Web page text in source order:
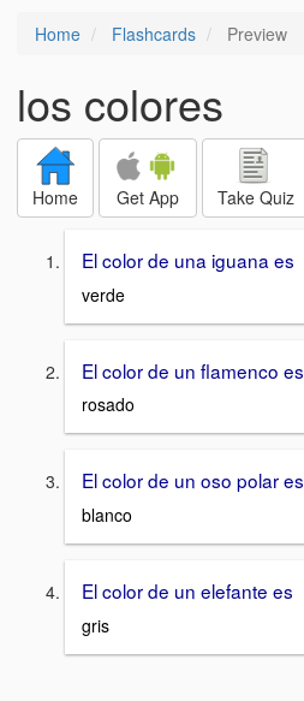
Home Flashcards Preview
los colores
Home Get App Take Quiz
El color de una iguana es
verde
El color de un flamenco es
rosado
El color de un oso polar es
blanco
El color de un elefante es
gris